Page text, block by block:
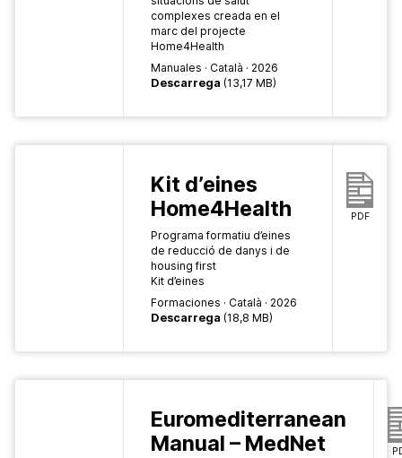
complexes creada en el
marc del projecte
Home4Health
Manuales
Català
2026
Descarrega (13,17 MB)
Kit d’eines
Home4Health
Programa formatiu d’eines
de reducció de danys i de
housing first
Kit d’eines
Formaciones
Català
2026
Descarrega (18,8 MB)
PDF
Euromediterranean
Manual – MedNet